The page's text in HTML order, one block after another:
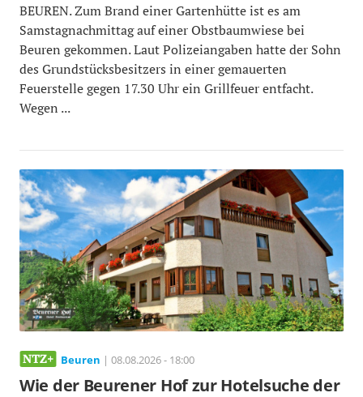
BEUREN. Zum Brand einer Gartenhütte ist es am
Samstagnachmittag auf einer Obstbaumwiese bei
Beuren gekommen. Laut Polizeiangaben hatte der Sohn
des Grundstücksbesitzers in einer gemauerten
Feuerstelle gegen 17.30 Uhr ein Grillfeuer entfacht.
Wegen ...
Beuren | 08.08.2026 - 18:00
Wie der Beurener Hof zur Hotelsuche der